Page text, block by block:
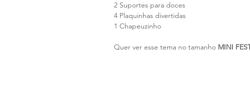
2 Suportes para doces
4 Plaquinhas divertidas
1 Chapeuzinho
Quer ver esse tema no tamanho MINI